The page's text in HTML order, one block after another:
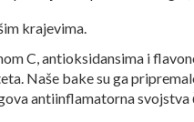
krajevima.
C, antioksidansima i
Naše bake su ga
antiinflamatorna svojstva